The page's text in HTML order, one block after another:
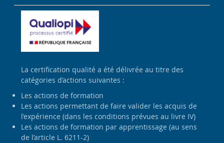
La certification qualité a été délivrée au titre des
catégories d’actions suivantes :
Les actions de formation
Les actions permettant de faire valider les acquis de
l’expérience (dans les conditions prévues au livre IV)
Les actions de formation par apprentissage (au sens
de l’article L. 6211-2)